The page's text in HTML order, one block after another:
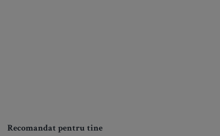
Recomandat pentru tine